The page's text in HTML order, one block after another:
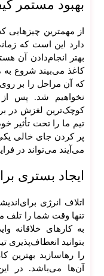
ت
طرا
حی
سای
ت
طرا
حی
سای
ت
وردپ
ی
حی
ت
اختص
اصی
بهبود مستمر
از مهمترین چیز‌هایی
دارد این است که
بهتر انجام‌دادن آن
کاغذ می‌بیند شروع به
که آن مراحل را بر روی
نخواهیم شد. پس از
کوچک‌ترین لغزش در
تیم ما را تحت تأثیر
پر کردن جای خالی
می‌آیند می‌تواند در
ایجاد بستری
اتلاف انرژی
تنها وقت شما را تلف
به کار‌های خلاقانه
بتوانید انعطاف‌پذیری
را رهاسازید
آن‌ها می‌باشد. در